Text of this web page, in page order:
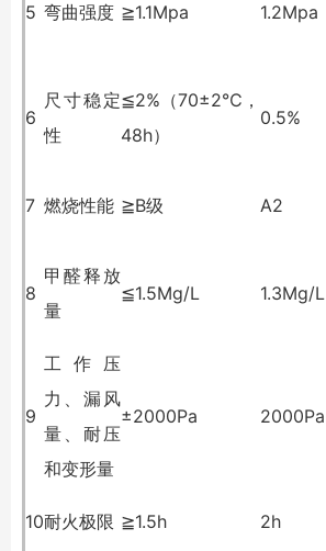
5 弯曲强度 ≧1.1Mpa 1.2Mpa
6
尺寸稳定
性
≦2%（70±2℃，
48h）
0.5%
7 燃烧性能 ≧B级 A2
8
甲醛释放
量
≦1.5Mg/L 1.3Mg/L
9
工作压
力、漏风
量、耐压
和变形量
±2000Pa 2000Pa
10耐火极限 ≧1.5h 2h